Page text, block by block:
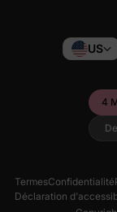
US
4
TermesConfidentialité
Déclaration